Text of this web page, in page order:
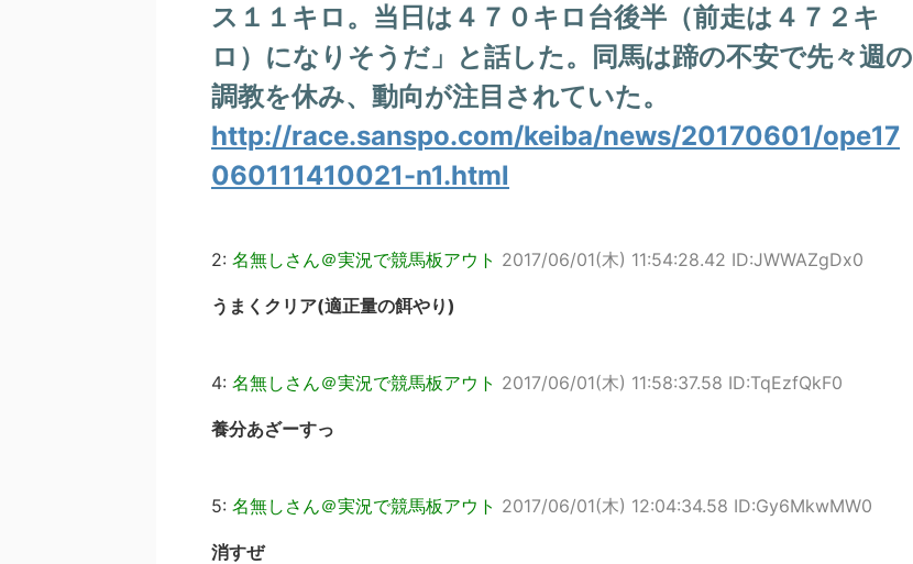
ス１１キロ。当日は４７０キロ台後半（前走は４７２キ
ロ）になりそうだ」と話した。同馬は蹄の不安で先々週の
調教を休み、動向が注目されていた。
http://race.sanspo.com/keiba/news/20170601/ope17
060111410021-n1.html
2: 名無しさん＠実況で競馬板アウト 2017/06/01(木) 11:54:28.42 ID:JWWAZgDx0
うまくクリア(適正量の餌やり)
4: 名無しさん＠実況で競馬板アウト 2017/06/01(木) 11:58:37.58 ID:TqEzfQkF0
養分あざーすっ
5: 名無しさん＠実況で競馬板アウト 2017/06/01(木) 12:04:34.58 ID:Gy6MkwMW0
消すぜ